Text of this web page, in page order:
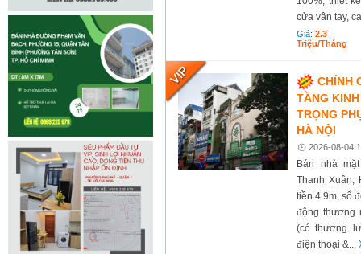
cửa vân tay,
Giá:2.3
Triệu/tháng
CHÍNH
TẦNG
TRỌNG
HÀ NỘI
2026-08-04
Bán nhà
Thanh Xuân,
tiền 4.9m, sổ
động thương
(có thương
điện thoại &...